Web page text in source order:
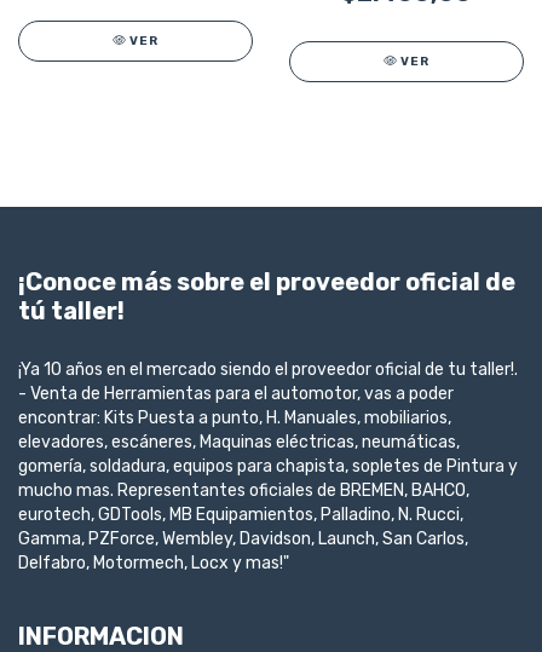
VER
VER
¡Conoce más sobre el proveedor oficial de
tú taller!
¡Ya 10 años en el mercado siendo el proveedor oficial de tu taller!.
- Venta de Herramientas para el automotor, vas a poder
encontrar: Kits Puesta a punto, H. Manuales, mobiliarios,
elevadores, escáneres, Maquinas eléctricas, neumáticas,
gomería, soldadura, equipos para chapista, sopletes de Pintura y
mucho mas. Representantes oficiales de BREMEN, BAHCO,
eurotech, GDTools, MB Equipamientos, Palladino, N. Rucci,
Gamma, PZForce, Wembley, Davidson, Launch, San Carlos,
Delfabro, Motormech, Locx y mas!"
INFORMACION